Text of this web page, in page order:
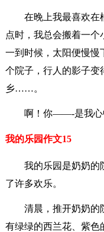
在晚上我最喜欢在
点时，我总会搬着一个
一到时候，太阳便慢慢
个院子，行人的影子
乡……。
啊！你——-是我心
我的乐园作文15
我的乐园是奶奶的
了许多欢乐。
清晨，推开奶奶的
有绿绿的西兰花、紫色